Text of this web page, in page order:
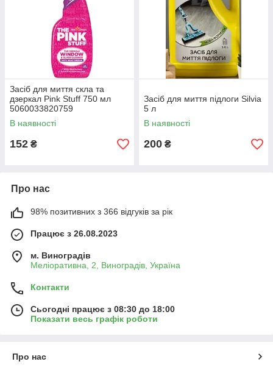
Засіб для миття скла та
дзеркал Pink Stuff 750 мл
5060033820759
В наявності
152 ₴
Засіб для миття підлоги Silvia
5 л
В наявності
200 ₴
Про нас
98% позитивних з 366 відгуків за рік
Працює з 26.08.2023
м. Виноградів
Меліоративна, 2, Виноградів, Україна
Контакти
Сьогодні працює з 08:30 до 18:00
Показати весь графік роботи
Про нас